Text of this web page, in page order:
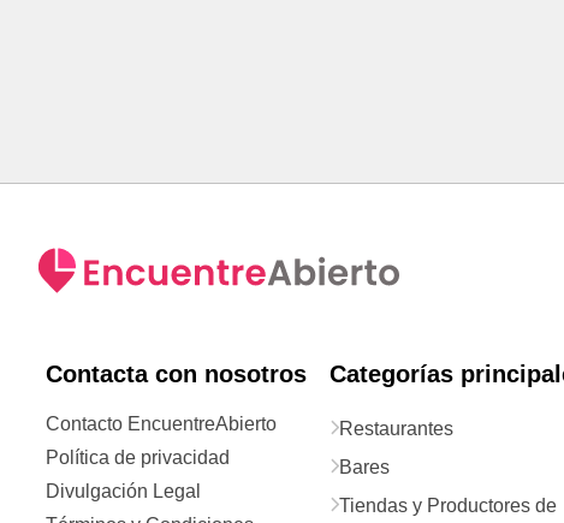
Contacta con nosotros
Contacto EncuentreAbierto
Política de privacidad
Divulgación Legal
Categorías
Restaurantes
Bares
Tiendas y Productores de